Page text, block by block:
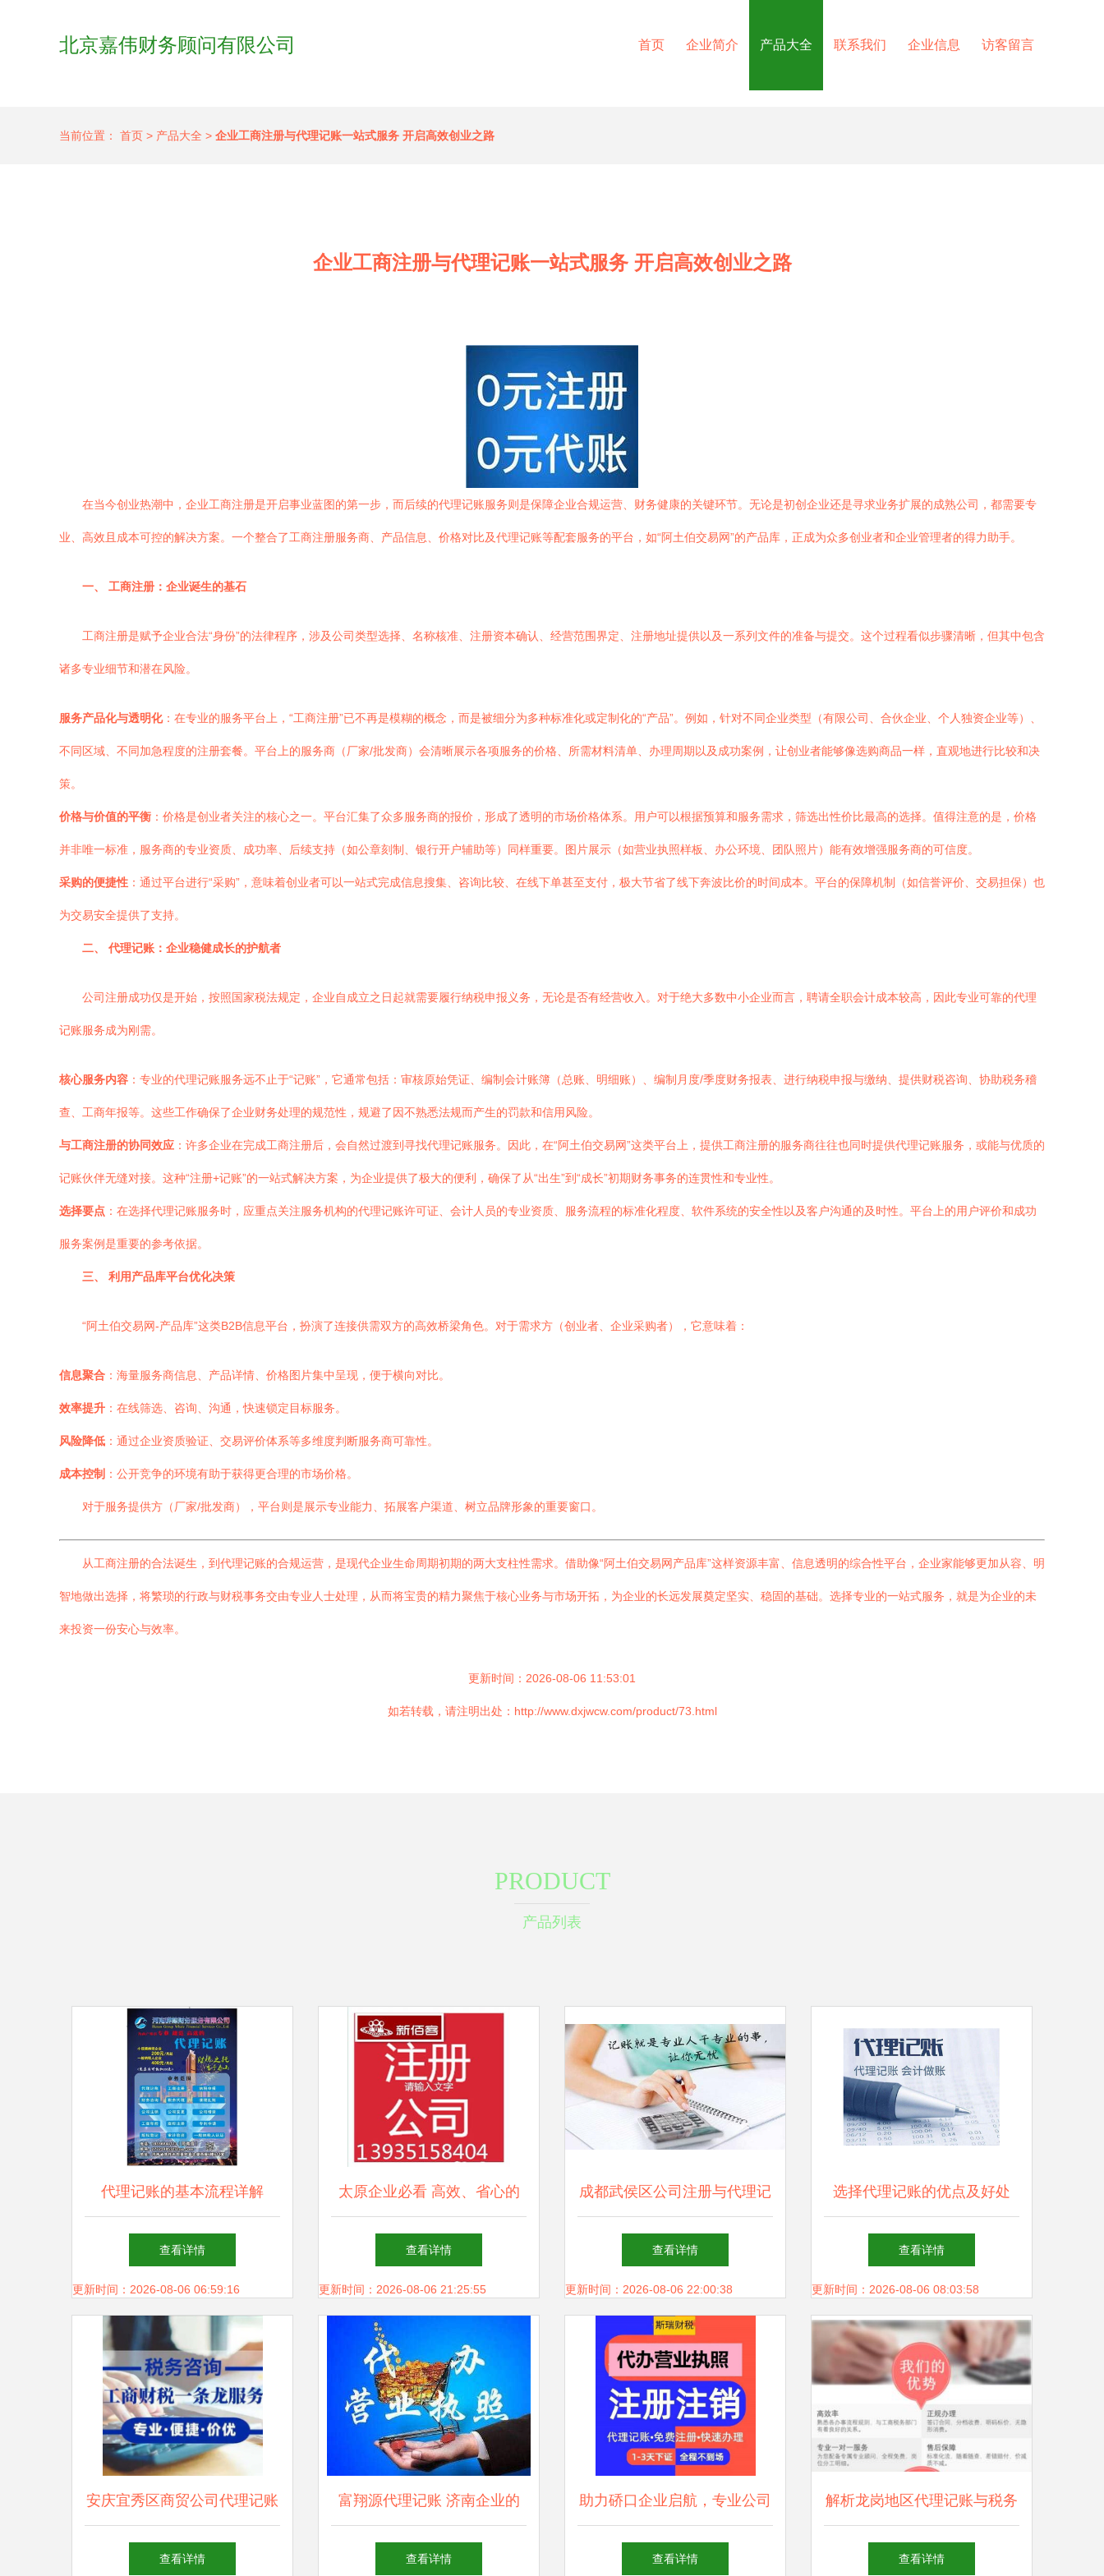
北京嘉伟财务顾问有限公司 首页 企业简介 产品大全 联系我们 企业信息 访客留言
当前位置： 首页 > 产品大全 > 企业工商注册与代理记账一站式服务 开启高效创业之路
企业工商注册与代理记账一站式服务 开启高效创业之路
在当今创业热潮中，企业工商注册是开启事业蓝图的第一步，而后续的代理记账服务则是保障企业合规运营、财务健康的关键环节。无论是初创企业还是寻求业务扩展的成熟公司，都需要专
业、高效且成本可控的解决方案。一个整合了工商注册服务商、产品信息、价格对比及代理记账等配套服务的平台，如“阿土伯交易网”的产品库，正成为众多创业者和企业管理者的得力助手。
一、 工商注册：企业诞生的基石
工商注册是赋予企业合法“身份”的法律程序，涉及公司类型选择、名称核准、注册资本确认、经营范围界定、注册地址提供以及一系列文件的准备与提交。这个过程看似步骤清晰，但其中包含
诸多专业细节和潜在风险。
服务产品化与透明化：在专业的服务平台上，“工商注册”已不再是模糊的概念，而是被细分为多种标准化或定制化的“产品”。例如，针对不同企业类型（有限公司、合伙企业、个人独资企业等）、
不同区域、不同加急程度的注册套餐。平台上的服务商（厂家/批发商）会清晰展示各项服务的价格、所需材料清单、办理周期以及成功案例，让创业者能够像选购商品一样，直观地进行比较和决
策。
价格与价值的平衡 ：价格是创业者关注的核心之一。平台汇集了众多服务商的报价，形成了透明的市场价格体系。用户可以根据预算和服务需求，筛选出性价比最高的选择。值得注意的是，价格
并非唯一标准，服务商的专业资质、成功率、后续支持（如公章刻制、银行开户辅助等）同样重要。图片展示（如营业执照样板、办公环境、团队照片）能有效增强服务商的可信度。
采购的便捷性 ：通过平台进行“采购”，意味着创业者可以一站式完成信息搜集、咨询比较、在线下单甚至支付，极大节省了线下奔波比价的时间成本。平台的保障机制（如信誉评价、交易担保）也
为交易安全提供了支持。
二、 代理记账：企业稳健成长的护航者
公司注册成功仅是开始，按照国家税法规定，企业自成立之日起就需要履行纳税申报义务，无论是否有经营收入。对于绝大多数中小企业而言，聘请全职会计成本较高，因此专业可靠的代理
记账服务成为刚需。
核心服务内容 ：专业的代理记账服务远不止于“记账”，它通常包括：审核原始凭证、编制会计账簿（总账、明细账）、编制月度/季度财务报表、进行纳税申报与缴纳、提供财税咨询、协助税务稽
查、工商年报等。这些工作确保了企业财务处理的规范性，规避了因不熟悉法规而产生的罚款和信用风险。
与工商注册的协同效应 ：许多企业在完成工商注册后，会自然过渡到寻找代理记账服务。因此，在“阿土伯交易网”这类平台上，提供工商注册的服务商往往也同时提供代理记账服务，或能与优质的
记账伙伴无缝对接。这种“注册+记账”的一站式解决方案，为企业提供了极大的便利，确保了从“出生”到“成长”初期财务事务的连贯性和专业性。
选择要点 ：在选择代理记账服务时，应重点关注服务机构的代理记账许可证、会计人员的专业资质、服务流程的标准化程度、软件系统的安全性以及客户沟通的及时性。平台上的用户评价和成功
服务案例是重要的参考依据。
三、 利用产品库平台优化决策
“阿土伯交易网-产品库”这类B2B信息平台，扮演了连接供需双方的高效桥梁角色。对于需求方（创业者、企业采购者），它意味着：
信息聚合 ：海量服务商信息、产品详情、价格图片集中呈现，便于横向对比。
效率提升 ：在线筛选、咨询、沟通，快速锁定目标服务。
风险降低 ：通过企业资质验证、交易评价体系等多维度判断服务商可靠性。
成本控制 ：公开竞争的环境有助于获得更合理的市场价格。
对于服务提供方（厂家/批发商），平台则是展示专业能力、拓展客户渠道、树立品牌形象的重要窗口。
从工商注册的合法诞生，到代理记账的合规运营，是现代企业生命周期初期的两大支柱性需求。借助像“阿土伯交易网产品库”这样资源丰富、信息透明的综合性平台，企业家能够更加从容、明
智地做出选择，将繁琐的行政与财税事务交由专业人士处理，从而将宝贵的精力聚焦于核心业务与市场开拓，为企业的长远发展奠定坚实、稳固的基础。选择专业的一站式服务，就是为企业的未
来投资一份安心与效率。
更新时间：2026-08-06 11:53:01
如若转载，请注明出处：http://www.dxjwcw.com/product/73.html
PRODUCT
产品列表
代理记账的基本流程详解
查看详情
更新时间：2026-08-06 06:59:16
太原企业必看 高效、省心的
代理记账与公司注册服务全指
南
查看详情
更新时间：2026-08-06 21:25:55
成都武侯区公司注册与代理记
账服务指南
查看详情
更新时间：2026-08-06 22:00:38
选择代理记账的优点及好处
助力企业轻装上阵
查看详情
更新时间：2026-08-06 08:03:58
安庆宜秀区商贸公司代理记账
费用,安庆记账报税
查看详情
富翔源代理记账 济南企业的
财税管家与增长引擎
查看详情
助力硚口企业启航，专业公司
注册与代理记账服务
查看详情
解析龙岗地区代理记账与税务
代理服务 专业会计审计与财
查看详情